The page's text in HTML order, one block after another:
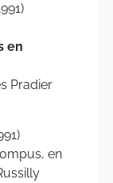
en
Pradier
en